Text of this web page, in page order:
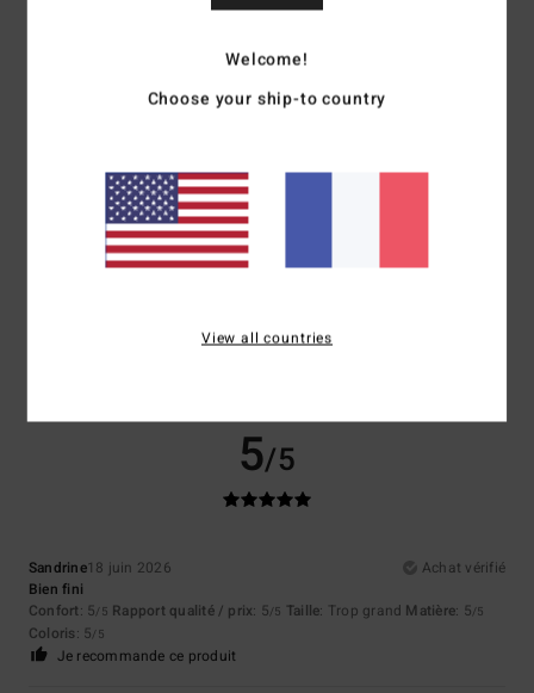
Beau et confortable pour le sport
5
5/5
Sandrine18 juin 2026
Achat vérifié
Bien fini
Confort: 5/5 Rapport qualité / prix: 5/5 Taille: Trop grand Matière: 5/5
Coloris: 5/5
Je recommande ce produit
Welcome!
Choose your ship-to country
View all countries